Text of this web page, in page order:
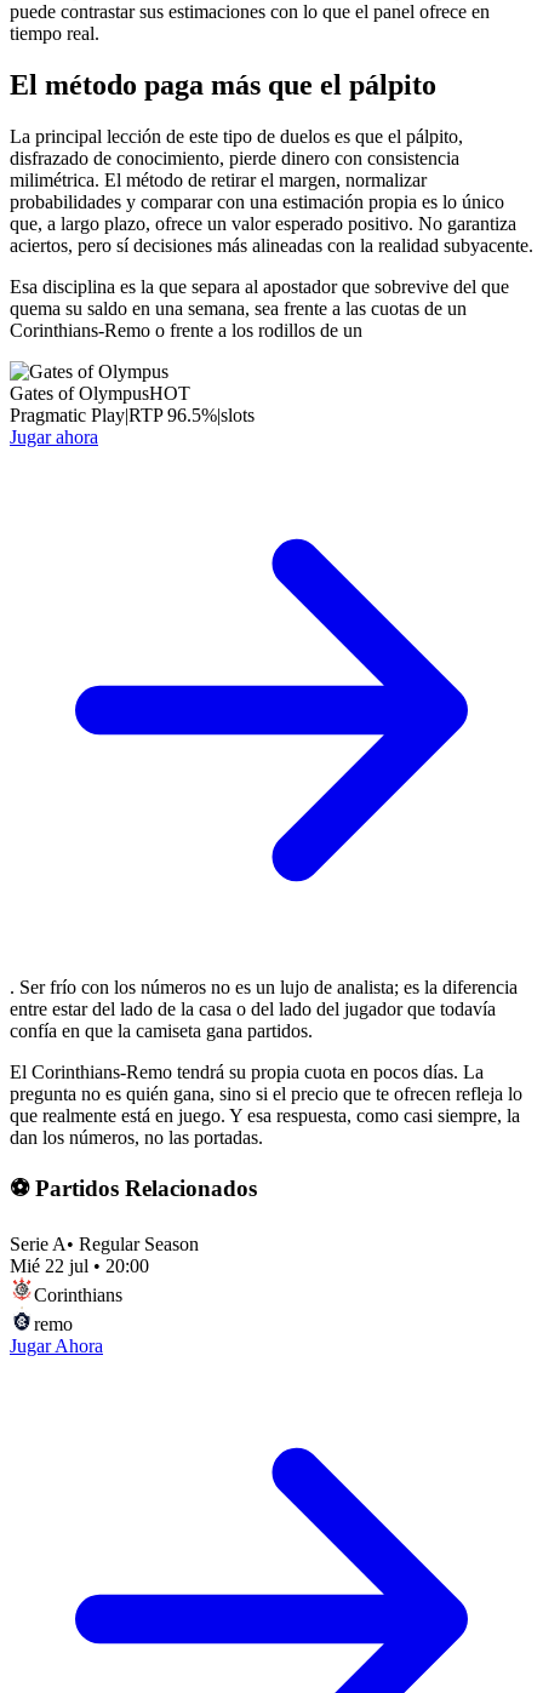
puede contrastar sus estimaciones con lo que el panel ofrece en
tiempo real.
El método paga más que el pálpito
La principal lección de este tipo de duelos es que el pálpito,
disfrazado de conocimiento, pierde dinero con consistencia
milimétrica. El método de retirar el margen, normalizar
probabilidades y comparar con una estimación propia es lo único
que, a largo plazo, ofrece un valor esperado positivo. No garantiza
aciertos, pero sí decisiones más alineadas con la realidad subyacente.
Esa disciplina es la que separa al apostador que sobrevive del que
quema su saldo en una semana, sea frente a las cuotas de un
Corinthians-Remo o frente a los rodillos de un
Gates of OlympusHOT
Pragmatic Play|RTP96.5%|slots
Jugar ahora
. Ser frío con los números no es un lujo de analista; es la diferencia
entre estar del lado de la casa o del lado del jugador que todavía
confía en que la camiseta gana partidos.
El Corinthians-Remo tendrá su propia cuota en pocos días. La
pregunta no es quién gana, sino si el precio que te ofrecen refleja lo
que realmente está en juego. Y esa respuesta, como casi siempre, la
dan los números, no las portadas.
⚽ Partidos Relacionados
Serie A• Regular Season
Mié 22 jul • 20:00
Corinthians
remo
Jugar Ahora